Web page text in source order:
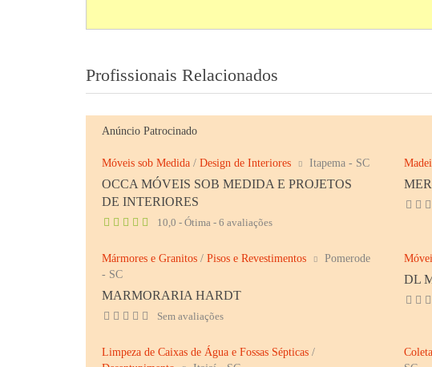
Profissionais Relacionados
Anúncio Patrocinado
Móveis sob Medida / Design de Interiores Itapema - SC
OCCA MÓVEIS SOB MEDIDA E PROJETOS
DE INTERIORES
10,0 - Ótima - 6 avaliações
Mármores e Granitos / Pisos e Revestimentos
Pomerode
- SC
MARMORARIA HARDT
Sem avaliações
DL
Limpeza de Caixas de Água e Fossas Sépticas /